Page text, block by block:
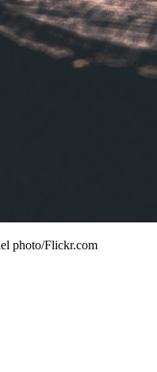
photo/Flickr.com